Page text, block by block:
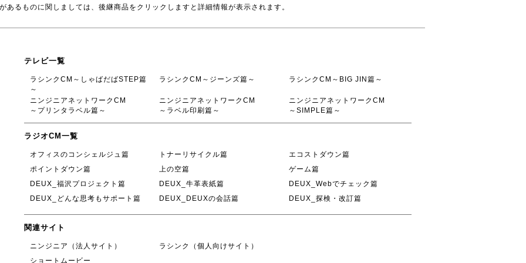
あるものに関しましては、後継商品をクリックしますと詳細情報が表示されます。
テレビ一覧
ラシンクCM～しゃばだばSTEP篇
～
ラシンクCM～ジーンズ篇～ ラシンクCM～BIG JIN篇～
ニンジニアネットワークCM
～プリンタラベル篇～
ニンジニアネットワークCM
～ラベル印刷篇～
ニンジニアネットワークCM
～SIMPLE篇～
ラジオCM一覧
オフィスのコンシェルジュ篇 トナーリサイクル篇
エコストダウン篇
ポイントダウン篇
上の空篇
ゲーム篇
DEUX_福沢プロジェクト篇
DEUX_牛革表紙篇
DEUX_Webでチェック篇
DEUX_どんな思考もサポート篇
DEUX_DEUXの会話篇 DEUX_探検・改訂篇
関連サイト
ニンジニア（法人サイト）
ラシンク（個人向けサイト）
ショートムービー